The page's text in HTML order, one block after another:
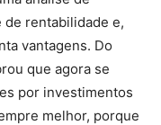
de rentabilidade e,
vantagens. Do
que agora se
por investimentos
melhor, porque